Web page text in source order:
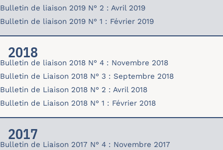
Bulletin de liaison 2019 N° 2 : Avril 2019
bulletin-19-02.pdf
Bulletin de liaison 2019 N° 1 : Février 2019
bulletin-19-01.pdf
2018
Bulletin de liaison 2018 N° 4 : Novembre 2018
bulletin-18-04.pdf
Bulletin de Liaison 2018 N° 3 : Septembre 2018
bulletin-18-03.pdf
Bulletin de Liaison 2018 N° 2 : Avril 2018
bulletin-18-02.pdf
Bulletin de Liaison 2018 N° 1 : Février 2018
bulletin-18-01.pdf
2017
Bulletin de Liaison 2017 N° 4 : Novembre 2017
bulletin-17-04.pdf